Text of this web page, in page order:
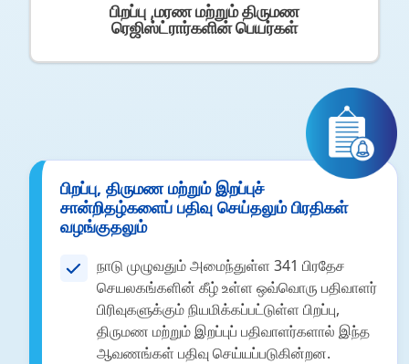
பிறப்பு, திருமண மற்றும் இறப்புச்
சான்றிதழ்களைப் பதிவு செய்தலும் பிரதிகள்
வழங்குதலும்
நாடு முழுவதும் அமைந்துள்ள 341 பிரதேச
செயலகங்களின் கீழ் உள்ள ஒவ்வொரு பதிவாளர்
பிரிவுகளுக்கும் நியமிக்கப்பட்டுள்ள பிறப்பு,
திருமண மற்றும் இறப்புப் பதிவாளர்களால் இந்த
ஆவணங்கள் பதிவு செய்யப்படுகின்றன.
பிறப்பு ,மரண மற்றும் திருமண
ரெஜிஸ்ட்ரார்களின் பெயர்கள்